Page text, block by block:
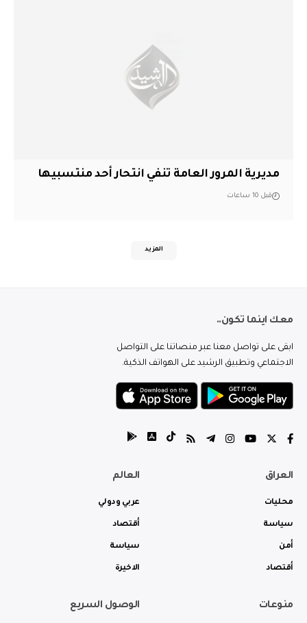
مديرية المرور العامة تنفي انتحار أحد منتسبيها
قبل 10 ساعات
المزيد
معك اينما تكون..
ابقى على تواصل معنا عبر منصاتنا على التواصل
الاجتماعي وتطبيق الرشيد على الهواتف الذكية.
العراق
محليات
سياسة
أمن
أقتصاد
العالم
عربي ودولي
أقتصاد
سياسة
الاخيرة
منوعات الوصول السريع